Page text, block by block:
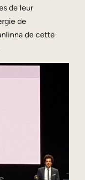
de leur
de
de cette